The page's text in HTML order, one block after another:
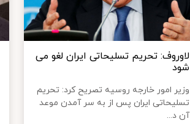
لاوروف: تحریم تسلیحاتی ایران لغو می
شود
وزیر امور خارجه روسیه تصریح کرد: تحریم
تسلیحاتی ایران پس از به سر آمدن موعد
آن د...